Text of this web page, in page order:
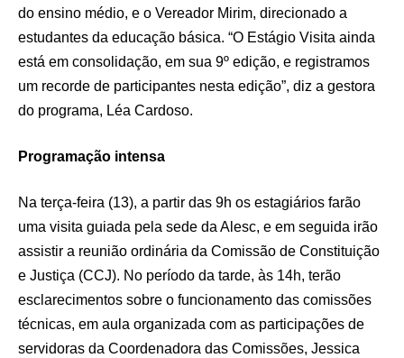
do ensino médio, e o Vereador Mirim, direcionado a
estudantes da educação básica. “O Estágio Visita ainda
está em consolidação, em sua 9º edição, e registramos
um recorde de participantes nesta edição”, diz a gestora
do programa, Léa Cardoso.
Programação intensa
Na terça-feira (13), a partir das 9h os estagiários farão
uma visita guiada pela sede da Alesc, e em seguida irão
assistir a reunião ordinária da Comissão de Constituição
e Justiça (CCJ). No período da tarde, às 14h, terão
esclarecimentos sobre o funcionamento das comissões
técnicas, em aula organizada com as participações de
servidoras da Coordenadora das Comissões, Jessica